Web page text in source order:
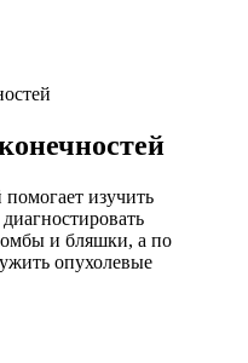
изучить
и бляшки, а по
опухолевые